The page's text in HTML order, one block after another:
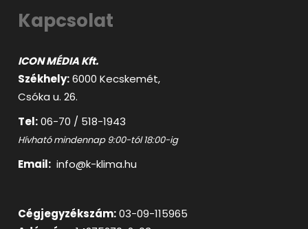
Kapcsolat
ICON MÉDIA Kft.
Székhely:6000 Kecskemét,
Csóka u. 26.
Tel:06-70 / 518-1943
Hívható mindennap 9:00-tól 18:00-ig
Email: info@k-klima.hu
Cégjegyzékszám:03-09-115965